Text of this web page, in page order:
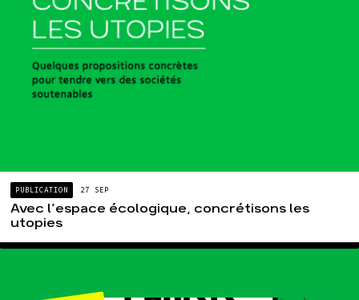
PUBLICATION 27 SEP
Avec l’espace écologique, concrétisons les
utopies